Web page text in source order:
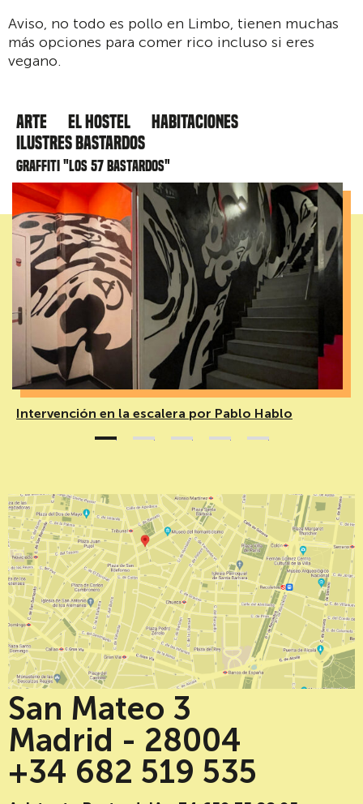
Aviso, no todo es pollo en Limbo, tienen muchas
más opciones para comer rico incluso si eres
vegano.
Arte El hostel
Habitaciones
Ilustres Bastardos
Graffiti "Los 57 bastardos"
Intervención en la escalera por Pablo Hablo
1 2 3 4 5
San Mateo 3
Madrid - 28004
+34 682 519 535